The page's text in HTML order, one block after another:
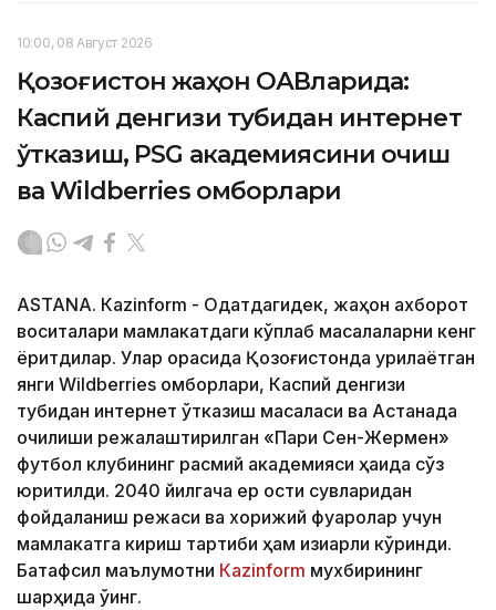
10:00, 08 Август 2026
Қозоғистон жаҳон ОАВларида:
Каспий денгизи тубидан интернет
ўтказиш, PSG академиясини очиш
ва Wildberries омборлари
ASTANА. Кazinform - Одатдагидек, жаҳон ахборот
воситалари мамлакатдаги кўплаб масалаларни кенг
ёритдилар. Улар орасида Қозоғистонда қурилаётган
янги Wildberries омборлари, Каспий денгизи
тубидан интернет ўтказиш масаласи ва Астанада
очилиши режалаштирилган «Пари Сен-Жермен»
футбол клубининг расмий академияси ҳақида сўз
юритилди. 2040 йилгача ер ости сувларидан
фойдаланиш режаси ва хорижий фуқаролар учун
мамлакатга кириш тартиби ҳам қизиқарли кўринди.
Батафсил маълумотни Кazinform мухбирининг
шарҳида ўқинг.